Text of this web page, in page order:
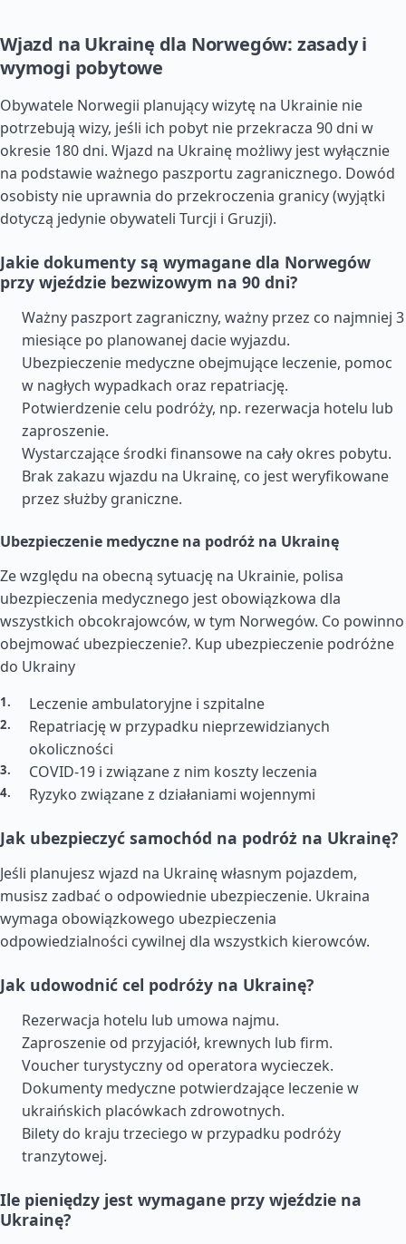
Wjazd na Ukrainę dla Norwegów: zasady i
wymogi pobytowe
Obywatele Norwegii planujący wizytę na Ukrainie nie
potrzebują wizy, jeśli ich pobyt nie przekracza 90 dni w
okresie 180 dni. Wjazd na Ukrainę możliwy jest wyłącznie
na podstawie ważnego paszportu zagranicznego. Dowód
osobisty nie uprawnia do przekroczenia granicy (wyjątki
dotyczą jedynie obywateli Turcji i Gruzji).
Jakie dokumenty są wymagane dla Norwegów
przy wjeździe bezwizowym na 90 dni?
Ważny paszport zagraniczny, ważny przez co najmniej 3
miesiące po planowanej dacie wyjazdu.
Ubezpieczenie medyczne obejmujące leczenie, pomoc
w nagłych wypadkach oraz repatriację.
Potwierdzenie celu podróży, np. rezerwacja hotelu lub
zaproszenie.
Wystarczające środki finansowe na cały okres pobytu.
Brak zakazu wjazdu na Ukrainę, co jest weryfikowane
przez służby graniczne.
Ubezpieczenie medyczne na podróż na Ukrainę
Ze względu na obecną sytuację na Ukrainie, polisa
ubezpieczenia medycznego jest obowiązkowa dla
wszystkich obcokrajowców, w tym Norwegów. Co powinno
obejmować ubezpieczenie?. Kup ubezpieczenie podróżne
do Ukrainy
Leczenie ambulatoryjne i szpitalne
Repatriację w przypadku nieprzewidzianych
okoliczności
COVID-19 i związane z nim koszty leczenia
Ryzyko związane z działaniami wojennymi
Jak ubezpieczyć samochód na podróż na Ukrainę?
Jeśli planujesz wjazd na Ukrainę własnym pojazdem,
musisz zadbać o odpowiednie ubezpieczenie. Ukraina
wymaga obowiązkowego ubezpieczenia
odpowiedzialności cywilnej dla wszystkich kierowców.
Jak udowodnić cel podróży na Ukrainę?
Rezerwacja hotelu lub umowa najmu.
Zaproszenie od przyjaciół, krewnych lub firm.
Voucher turystyczny od operatora wycieczek.
Dokumenty medyczne potwierdzające leczenie w
ukraińskich placówkach zdrowotnych.
Bilety do kraju trzeciego w przypadku podróży
tranzytowej.
Ile pieniędzy jest wymagane przy wjeździe na
Ukrainę?